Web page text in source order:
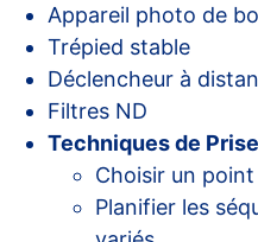
Appareil photo de
Trépied stable
Déclencheur à
Filtres ND
Techniques de
Choisir un
Planifier les